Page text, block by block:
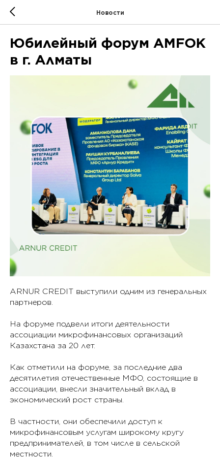
Новости
Юбилейный форум AMFOK
в г. Алматы
ARNUR CREDIT выступили одним из генеральных
партнеров.
На форуме подвели итоги деятельности
ассоциации микрофинансовых организаций
Казахстана за 20 лет.
Как отметили на форуме, за последние два
десятилетия отечественные МФО, состоящие в
ассоциации, внесли значительный вклад в
экономический рост страны.
В частности, они обеспечили доступ к
микрофинансовым услугам широкому кругу
предпринимателей, в том числе в сельской
местности.